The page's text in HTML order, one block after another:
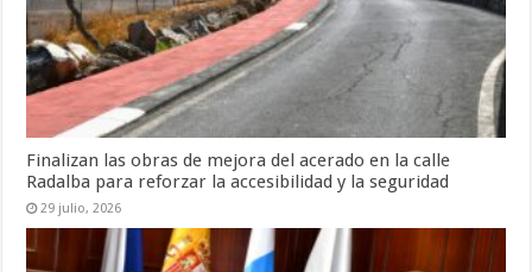
Finalizan las obras de mejora del acerado en la calle
Radalba para reforzar la accesibilidad y la seguridad
29 julio, 2026